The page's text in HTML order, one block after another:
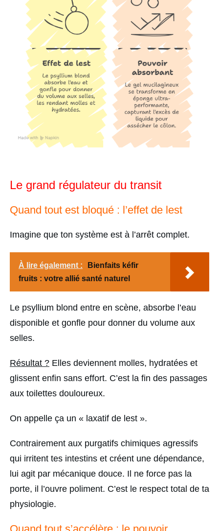
Le grand régulateur du transit
Quand tout est bloqué : l’effet de lest
Imagine que ton système est à l’arrêt complet.
À lire également :
Bienfaits kéfir
fruits : votre allié santé naturel
Le psyllium blond entre en scène, absorbe l’eau
disponible et gonfle pour donner du volume aux
selles.
Résultat ? Elles deviennent molles, hydratées et
glissent enfin sans effort. C’est la fin des passages
aux toilettes douloureux.
On appelle ça un « laxatif de lest ».
Contrairement aux purgatifs chimiques agressifs
qui irritent tes intestins et créent une dépendance,
lui agit par mécanique douce. Il ne force pas la
porte, il l’ouvre poliment. C’est le respect total de ta
physiologie.